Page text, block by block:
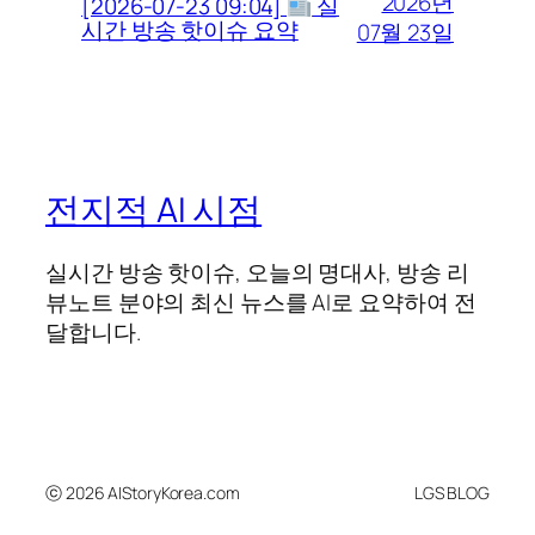
시간 방송 핫이슈 요약
07월 23일
전지적 AI 시점
실시간 방송 핫이슈, 오늘의 명대사, 방송 리
뷰노트 분야의 최신 뉴스를 AI로 요약하여 전
달합니다.
ⓒ 2026 AIStoryKorea.com LGS BLOG